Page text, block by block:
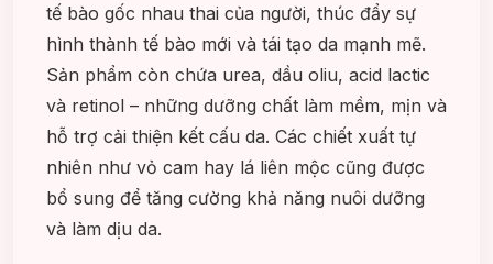
tế bào gốc nhau thai của người, thúc đẩy sự
hình thành tế bào mới và tái tạo da mạnh mẽ.
Sản phẩm còn chứa urea, dầu oliu, acid lactic
và retinol – những dưỡng chất làm mềm, mịn và
hỗ trợ cải thiện kết cấu da. Các chiết xuất tự
nhiên như vỏ cam hay lá liên mộc cũng được
bổ sung để tăng cường khả năng nuôi dưỡng
và làm dịu da.